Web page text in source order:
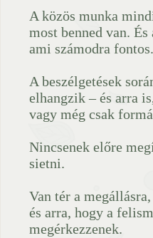
A közös munka
most benned van.
ami számodra fontos.
A beszélgetések
elhangzik – és arra
vagy még csak
Nincsenek előre
sietni.
Van tér a
és arra, hogy a
megérkezzenek.